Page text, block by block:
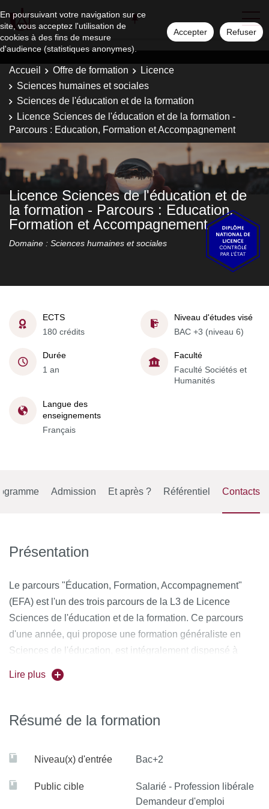
En poursuivant votre navigation sur ce
site, vous acceptez l'utilisation de
cookies à des fins de mesure
d'audience (statistiques anonymes).
Accepter Refuser
Accueil Offre de formation
Licence
Sciences humaines et sociales
Sciences de l'éducation et de la formation
Licence Sciences de l'éducation et de la formation -
Parcours : Education, Formation et Accompagnement
Licence Sciences de l'éducation et de
la formation - Parcours : Education,
Formation et Accompagnement
Domaine : Sciences humaines et sociales
ECTS
180 crédits
Niveau d'études visé
BAC +3 (niveau 6)
Durée
1 an
Faculté
Faculté Sociétés et
Humanités
Langue des
enseignements
Français
Admission Et après ? Référentiel Contacts
Présentation
Le parcours "Éducation, Formation, Accompagnement"
(EFA) est l'un des trois parcours de la L3 de Licence
Sciences de l'éducation et de la formation. Ce parcours
d'une année, qui propose une formation généraliste en
Sciences de l'éducation, est intégralement dispensé à
distance (hormis trois temps ponctuels de rassemblement
par semestre, les samedis).
travaillent à temps complet dans l’éducation, la formation,
recherchent une formation de niveau Licence afin d’obtenir
leur carrière. La formation est également ouverte aux
Lire plus
Résumé de la formation
Niveau(x) d'entrée Bac+2
Public cible
Salarié - Profession libérale
Demandeur d'emploi